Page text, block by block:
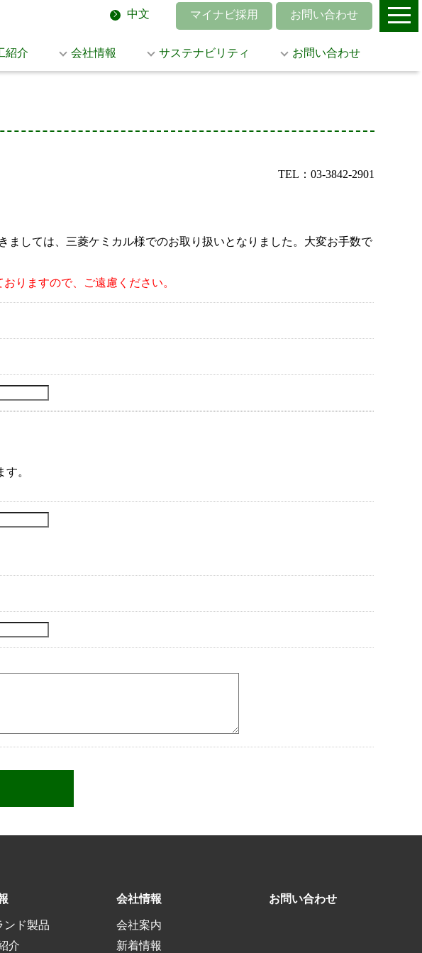
中文 マイナビ採用 お問い合わせ
紹介 会社情報 サステナビリティ お問い合わせ
TEL：03-3842-2901
しては、三菱ケミカル様でのお取り扱いとなりました。大変お手数で
りますので、ご遠慮ください。
。
ンド製品
介
会社情報
会社案内
新着情報
お問い合わせ